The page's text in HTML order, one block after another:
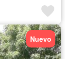
Nuevo